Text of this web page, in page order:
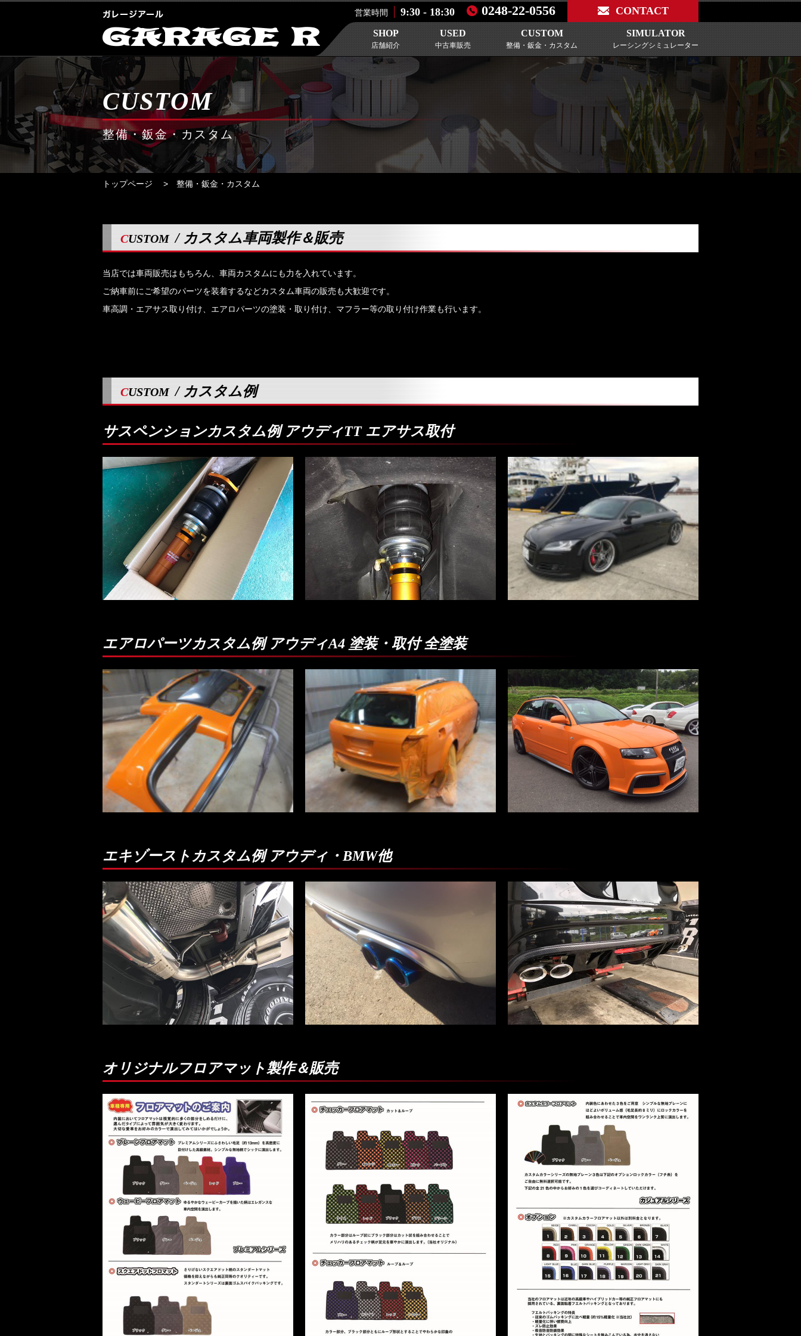
営業時間 9:30 - 18:30 0248-22-0556 CONTACT
SHOP
店舗紹介
USED
中古車販売
CUSTOM
整備・鈑金・カスタム
SIMULATOR
レーシングシミュレーター
CUSTOM
整備・鈑金・カスタム
トップページ 整備・鈑金・カスタム
CUSTOM / カスタム車両製作＆販売
当店では車両販売はもちろん、車両カスタムにも力を入れています。
ご納車前にご希望のパーツを装着するなどカスタム車両の販売も大歓迎です。
車高調・エアサス取り付け、エアロパーツの塗装・取り付け、マフラー等の取り付け作業も行います。
CUSTOM / カスタム例
サスペンションカスタム例 アウディTT エアサス取付
エアロパーツカスタム例 アウディA4 塗装・取付 全塗装
エキゾーストカスタム例 アウディ・BMW他
オリジナルフロアマット製作＆販売